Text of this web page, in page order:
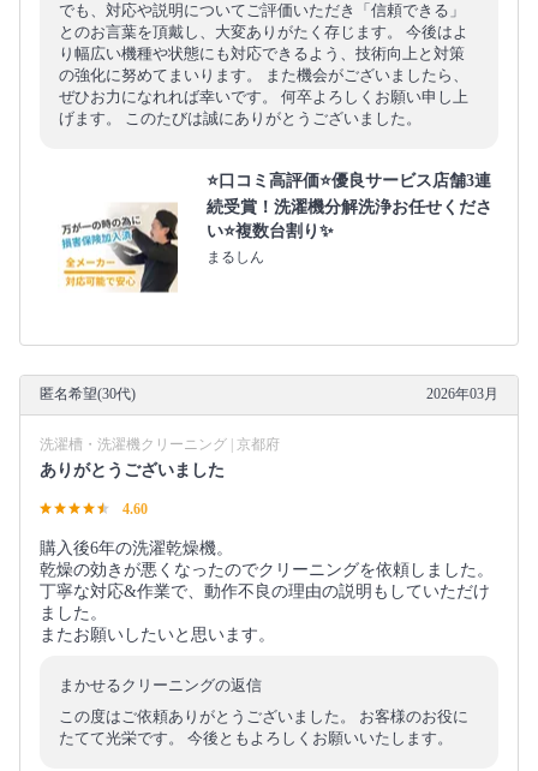
でも、対応や説明についてご評価いただき「信頼できる」
とのお言葉を頂戴し、大変ありがたく存じます。 今後はよ
り幅広い機種や状態にも対応できるよう、技術向上と対策
の強化に努めてまいります。 また機会がございましたら、
ぜひお力になれれば幸いです。 何卒よろしくお願い申し上
げます。 このたびは誠にありがとうございました。
⭐口コミ高評価⭐優良サービス店舗3連
続受賞！洗濯機分解洗浄お任せくださ
い⭐複数台割り✨
まるしん
匿名希望(30代) 2026年03月
洗濯槽・洗濯機クリーニング | 京都府
ありがとうございました
4.60
購入後6年の洗濯乾燥機。
乾燥の効きが悪くなったのでクリーニングを依頼しました。
丁寧な対応&作業で、動作不良の理由の説明もしていただけ
ました。
またお願いしたいと思います。
まかせるクリーニングの返信
この度はご依頼ありがとうございました。 お客様のお役に
たてて光栄です。 今後ともよろしくお願いいたします。